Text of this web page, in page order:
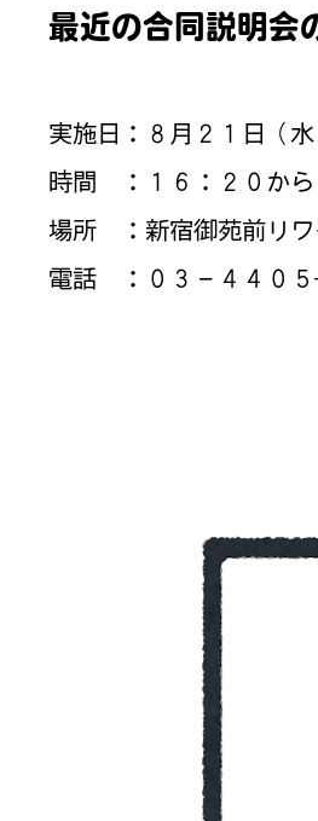
最近の合同説明会
実施日：８月２１日（
時間 ：１６：２０か
場所 ：新宿御苑前リワ
電話 ：０３－４４０